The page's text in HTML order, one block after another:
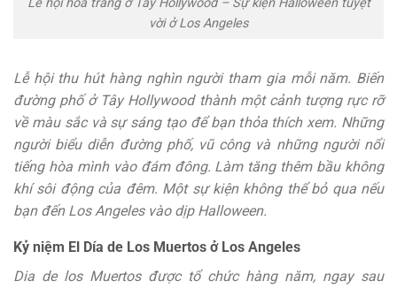
Lễ hội hoá trang ở Tây Hollywood – Sự kiện Halloween tuyệt
vời ở Los Angeles
Lễ hội thu hút hàng nghìn người tham gia mỗi năm. Biến
đường phố ở Tây Hollywood thành một cảnh tượng rực rỡ
về màu sắc và sự sáng tạo để bạn thỏa thích xem. Những
người biểu diễn đường phố, vũ công và những người nổi
tiếng hòa mình vào đám đông. Làm tăng thêm bầu không
khí sôi động của đêm. Một sự kiện không thể bỏ qua nếu
bạn đến Los Angeles vào dịp Halloween.
Kỷ niệm El Día de Los Muertos ở Los Angeles
Dia de los Muertos được tổ chức hàng năm, ngay sau